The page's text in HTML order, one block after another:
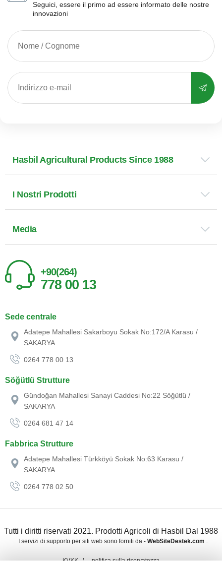
Seguici, essere il primo ad essere informato delle nostre
innovazioni
Hasbil Agricultural Products Since 1988
I Nostri Prodotti
Media
+90(264)
778 00 13
Sede centrale
Adatepe Mahallesi Sakarboyu Sokak No:172/A Karasu /
SAKARYA
0264 778 00 13
Söğütlü Strutture
Gündoğan Mahallesi Sanayi Caddesi No:22 Söğütlü /
SAKARYA
0264 681 47 14
Fabbrica Strutture
Adatepe Mahallesi Türkköyü Sokak No:63 Karasu /
SAKARYA
0264 778 02 50
Tutti i diritti riservati 2021. Prodotti Agricoli di Hasbil Dal 1988
I servizi di supporto per siti web sono forniti da - WebSiteDestek.com
KVKK politica sulla riservatezza